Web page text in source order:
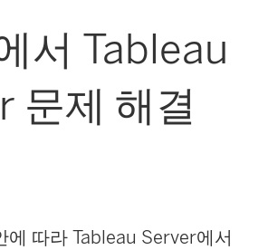
서 Tableau
문제 해결
에 따라 Tableau Server에서